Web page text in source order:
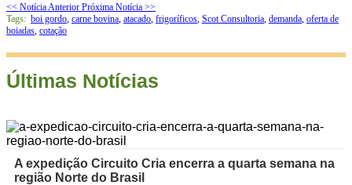
<< Notícia Anterior Próxima Notícia >>
Tags: boi gordo carne bovina atacado frigoríficos Scot Consultoria demanda oferta de
boiadas cotação
Últimas Notícias
A expedição Circuito Cria encerra a quarta semana na
região Norte do Brasil